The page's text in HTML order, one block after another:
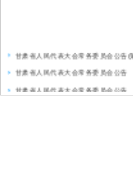
会议闭幕
甘肃省人民代表大会常务委员会公告(
35号)
甘肃省人民代表大会常务委员会公告
（第34号）
甘肃省人民代表大会常务委员会公告